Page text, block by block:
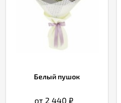
Белый пушок
от 2 440 ₽